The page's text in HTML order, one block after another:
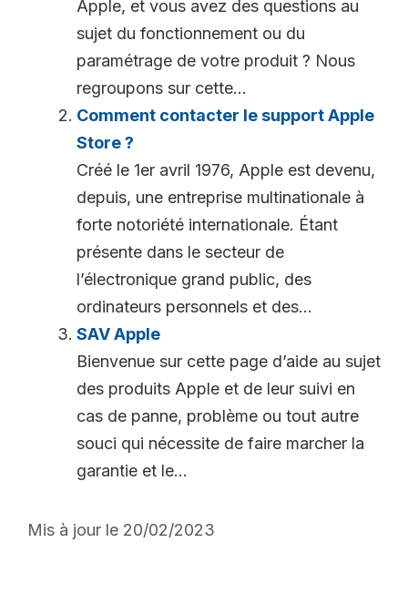
Apple, et vous avez des questions au
sujet du fonctionnement ou du
paramétrage de votre produit ? Nous
regroupons sur cette...
Comment contacter le support Apple
Store ?
Créé le 1er avril 1976, Apple est devenu,
depuis, une entreprise multinationale à
forte notoriété internationale. Étant
présente dans le secteur de
l’électronique grand public, des
ordinateurs personnels et des...
SAV Apple
Bienvenue sur cette page d’aide au sujet
des produits Apple et de leur suivi en
cas de panne, problème ou tout autre
souci qui nécessite de faire marcher la
garantie et le...
Mis à jour le 20/02/2023